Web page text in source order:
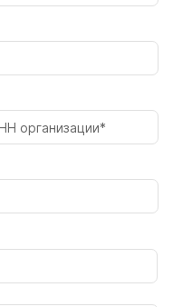
организации*